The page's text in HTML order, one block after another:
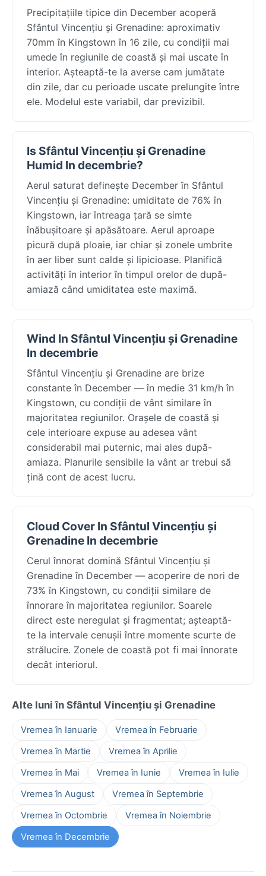
Precipitațiile tipice din December acoperă
Sfântul Vincențiu și Grenadine: aproximativ
70mm în Kingstown în 16 zile, cu condiții mai
umede în regiunile de coastă și mai uscate în
interior. Așteaptă-te la averse cam jumătate
din zile, dar cu perioade uscate prelungite între
ele. Modelul este variabil, dar previzibil.
Is Sfântul Vincențiu și Grenadine
Humid In decembrie?
Aerul saturat definește December în Sfântul
Vincențiu și Grenadine: umiditate de 76% în
Kingstown, iar întreaga țară se simte
înăbușitoare și apăsătoare. Aerul aproape
picură după ploaie, iar chiar și zonele umbrite
în aer liber sunt calde și lipicioase. Planifică
activități în interior în timpul orelor de după-
amiază când umiditatea este maximă.
Wind In Sfântul Vincențiu și Grenadine
In decembrie
Sfântul Vincențiu și Grenadine are brize
constante în December — în medie 31 km/h în
Kingstown, cu condiții de vânt similare în
majoritatea regiunilor. Orașele de coastă și
cele interioare expuse au adesea vânt
considerabil mai puternic, mai ales după-
amiaza. Planurile sensibile la vânt ar trebui să
țină cont de acest lucru.
Cloud Cover In Sfântul Vincențiu și
Grenadine In decembrie
Cerul înnorat domină Sfântul Vincențiu și
Grenadine în December — acoperire de nori de
73% în Kingstown, cu condiții similare de
înnorare în majoritatea regiunilor. Soarele
direct este neregulat și fragmentat; așteaptă-
te la intervale cenușii între momente scurte de
strălucire. Zonele de coastă pot fi mai înnorate
decât interiorul.
Alte luni în Sfântul Vincențiu și Grenadine
Vremea în Ianuarie
Vremea în Februarie
Vremea în Martie
Vremea în Aprilie
Vremea în Mai
Vremea în Iunie
Vremea în Iulie
Vremea în August
Vremea în Septembrie
Vremea în Octombrie
Vremea în Noiembrie
Vremea în Decembrie